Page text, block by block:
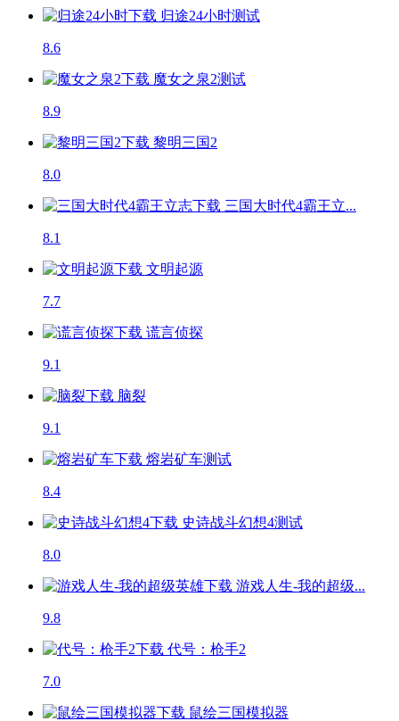
归途24小时测试
8.6
魔女之泉2测试
8.9
黎明三国2
8.0
三国大时代4霸王立...
8.1
文明起源
7.7
谎言侦探
9.1
脑裂
9.1
熔岩矿车测试
8.4
史诗战斗幻想4测试
8.0
游戏人生-我的超级...
9.8
代号：枪手2
7.0
鼠绘三国模拟器